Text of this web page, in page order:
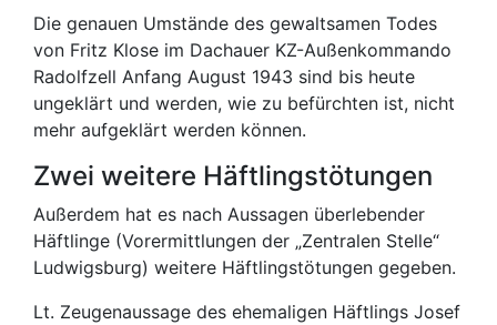
Die genauen Umstände des gewaltsamen Todes
von Fritz Klose im Dachauer KZ-Außenkommando
Radolfzell Anfang August 1943 sind bis heute
ungeklärt und werden, wie zu befürchten ist, nicht
mehr aufgeklärt werden können.
Zwei weitere Häftlingstötungen
Außerdem hat es nach Aussagen überlebender
Häftlinge (Vorermittlungen der „Zentralen Stelle“
Ludwigsburg) weitere Häftlingstötungen gegeben.
Lt. Zeugenaussage des ehemaligen Häftlings Josef